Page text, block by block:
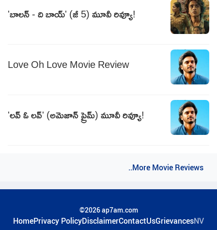
'బాలన్ - ది బాయ్' (జీ 5) మూవీ రివ్యూ!
Love Oh Love Movie Review
'లవ్ ఓ లవ్' (అమెజాన్ ప్రైమ్) మూవీ రివ్యూ!
..More Movie Reviews
©2026 ap7am.com
HomePrivacy PolicyDisclaimerContactUsGrievancesNV